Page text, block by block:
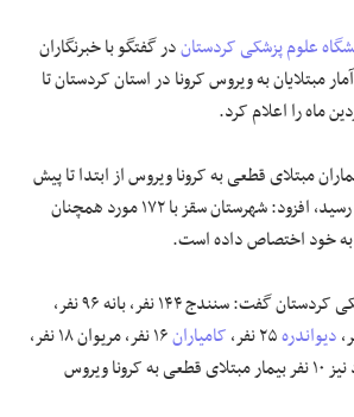
علوم پزشکی کردستاندر گفتگو با خبرنگاران
مبتلایان به ویروس کرونا در استان کردستان تا
مبتلای قطعی به کرونا ویروس از ابتدا تا پیش
از ظهر امروز به ۵۸۷ نفر رسید، افزود: شهرستان سقز با ۱۷۲ مورد همچنان
به خود اختصاص داده است.
رئیس دانشگاه علوم پزشکی کردستان گفت: سنندج ۱۴۴ نفر، بانه ۹۶ نفر،
دیواندره کامیاران
۱۶ نفر، مریوان ۱۸ نفر،
دهگلان ۲۵ نفر و سروآباد نیز ۱۰ نفر بیمار مبتلای قطعی به کرونا ویروس